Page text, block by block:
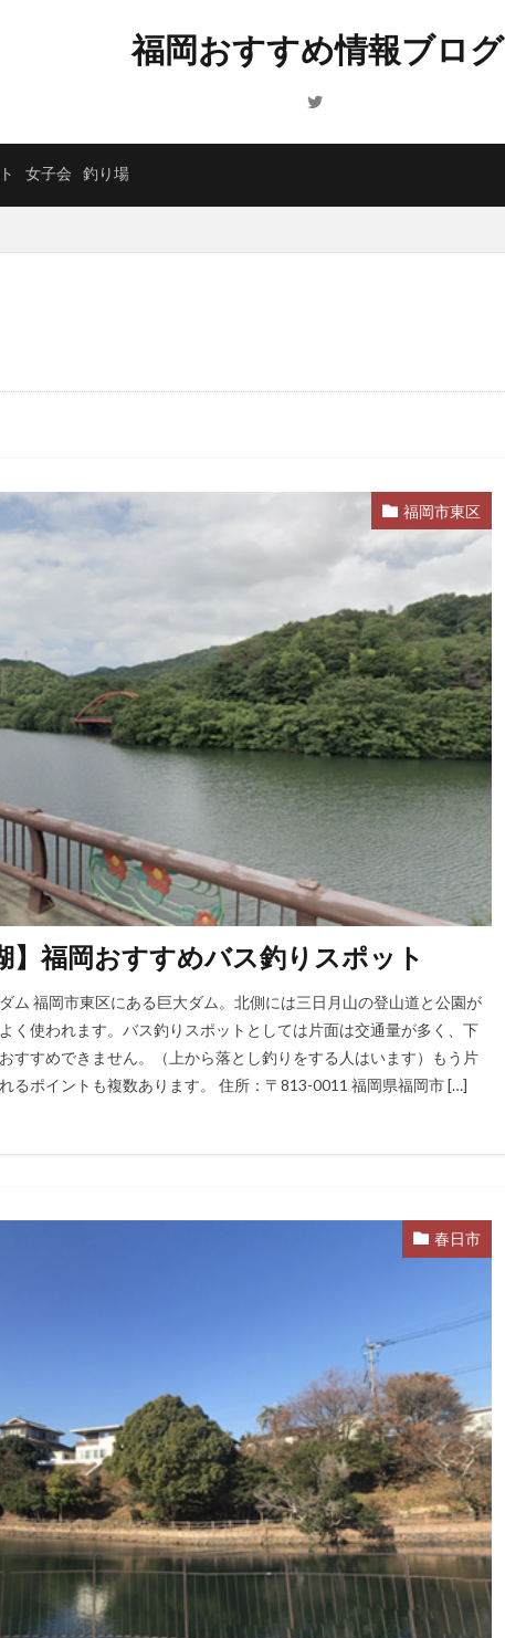
福岡おすすめ情報ブログ
女子会 釣り場
福岡市東区
】福岡おすすめバス釣りスポット
ム 福岡市東区にある巨大ダム。北側には三日月山の登山道と公園が
く使われます。バス釣りスポットとしては片面は交通量が多く、下
すすめできません。（上から落とし釣りをする人はいます）もう片
るポイントも複数あります。 住所：〒813-0011 福岡県福岡市 […]
春日市